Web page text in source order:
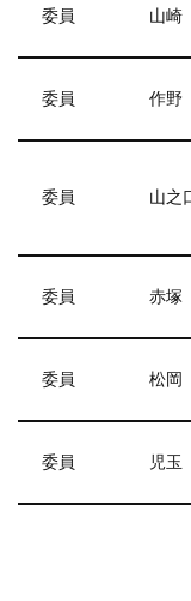
委員 山
委員 作野
委員 山
委員 赤
委員 松
委員 児